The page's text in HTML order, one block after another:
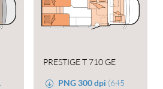
PRESTIGE T 710 GE
PNG 300 dpi (645